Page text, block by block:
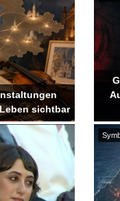
sichtbar